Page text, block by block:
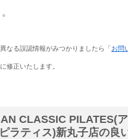
なる誤認情報がみつかりましたら「お問
修正いたします。
CLASSIC PILATES(
ラティス)新丸子店の良